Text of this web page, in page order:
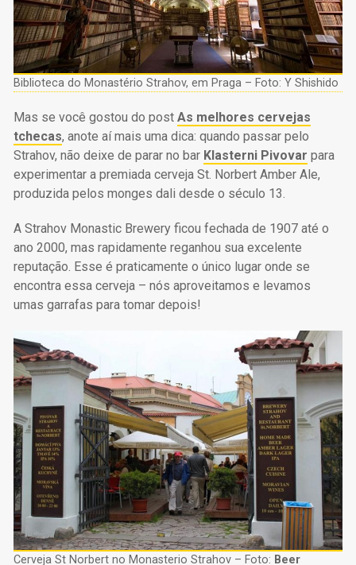
Biblioteca do Monastério Strahov, em Praga – Foto: Y Shishido
Mas se você gostou do post As melhores cervejas
tchecas, anote aí mais uma dica: quando passar pelo
Strahov, não deixe de parar no bar Klasterni Pivovar para
experimentar a premiada cerveja St. Norbert Amber Ale,
produzida pelos monges dali desde o século 13.
A Strahov Monastic Brewery ficou fechada de 1907 até o
ano 2000, mas rapidamente reganhou sua excelente
reputação. Esse é praticamente o único lugar onde se
encontra essa cerveja – nós aproveitamos e levamos
umas garrafas para tomar depois!
Cerveja St Norbert no Monasterio Strahov – Foto: Beer